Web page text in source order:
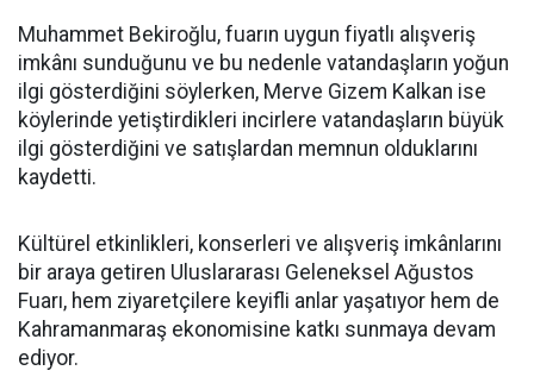
Muhammet Bekiroğlu, fuarın uygun fiyatlı alışveriş
imkânı sunduğunu ve bu nedenle vatandaşların yoğun
ilgi gösterdiğini söylerken, Merve Gizem Kalkan ise
köylerinde yetiştirdikleri incirlere vatandaşların büyük
ilgi gösterdiğini ve satışlardan memnun olduklarını
kaydetti.
Kültürel etkinlikleri, konserleri ve alışveriş imkânlarını
bir araya getiren Uluslararası Geleneksel Ağustos
Fuarı, hem ziyaretçilere keyifli anlar yaşatıyor hem de
Kahramanmaraş ekonomisine katkı sunmaya devam
ediyor.